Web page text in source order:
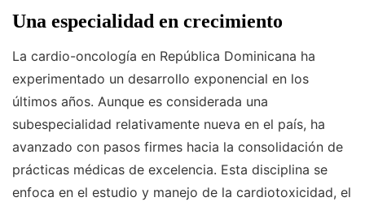
Una especialidad en crecimiento
La cardio-oncología en República Dominicana ha
experimentado un desarrollo exponencial en los
últimos años. Aunque es considerada una
subespecialidad relativamente nueva en el país, ha
avanzado con pasos firmes hacia la consolidación de
prácticas médicas de excelencia. Esta disciplina se
enfoca en el estudio y manejo de la cardiotoxicidad, el